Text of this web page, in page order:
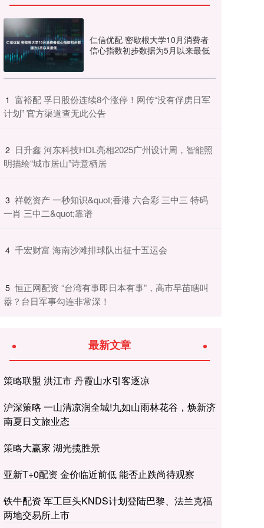
仁信优配 密歇根大学10月消费者
信心指数初步数据为5月以来最低
1 ​富裕配 孚日股份连续8个涨停！网传“没有俘虏日军
计划” 官方渠道查无此公告
2 ​日升鑫 河东科技HDL亮相2025广州设计周，智能照
明描绘“城市居山”诗意栖居
3 ​祥乾资产 一秒知识&quot;香港 六合彩 三中三 特码
一肖 三中二&quot;靠谱
4 ​千宏财富 海南沙滩排球队出征十五运会
5 ​恒正网配资 “台湾有事即日本有事”，高市早苗瞎叫
嚣？台日军事勾连非常深！
最新文章
策略联盟 洪江市 丹霞山水引客逐凉
沪深策略 一山清凉润全城!九如山雨林花谷，焕新济
南夏日文旅业态
策略大赢家 湖光揽胜景
亚新T+0配资 金价临近前低 能否止跌尚待观察
铁牛配资 军工巨头KNDS计划登陆巴黎、法兰克福
两地交易所上市